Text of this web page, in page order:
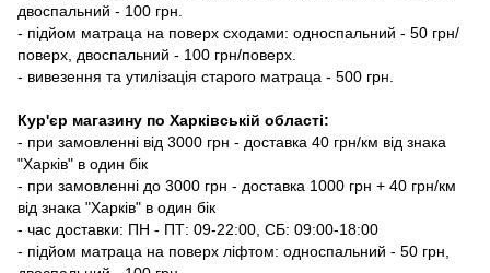
двоспальний - 100 грн.
- підйом матраца на поверх сходами: односпальний - 50 грн/
поверх, двоспальний - 100 грн/поверх.
- вивезення та утилізація старого матраца - 500 грн.
Кур'єр магазину по Харківській області:
- при замовленні від 3000 грн - доставка 40 грн/км від знака
"Харків" в один бік
- при замовленні до 3000 грн - доставка 1000 грн + 40 грн/км
від знака "Харків" в один бік
- час доставки: ПН - ПТ: 09-22:00, СБ: 09:00-18:00
- підйом матраца на поверх ліфтом: односпальний - 50 грн,